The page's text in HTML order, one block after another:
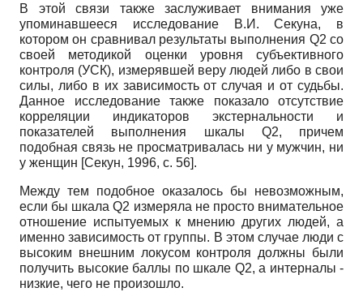
В этой связи также заслуживает внимания уже
упоминавшееся исследование В.И. Секуна, в
котором он сравнивал результаты выполнения Q2 со
своей методикой оценки уровня субъективного
контроля (УСК), измерявшей веру людей либо в свои
силы, либо в их зависимость от случая и от судьбы.
Данное исследование также показало отсутствие
корреляции индикаторов экстернальности и
показателей выполнения шкалы Q2, причем
подобная связь не просматривалась ни у мужчин, ни
у женщин [Секун, 1996, с. 56].
Между тем подобное оказалось бы невозможным,
если бы шкала Q2 измеряла не просто внимательное
отношение испытуемых к мнению других людей, а
именно зависимость от группы. В этом случае люди с
высоким внешним локусом контроля должны были
получить высокие баллы по шкале Q2, а интерналы -
низкие, чего не произошло.